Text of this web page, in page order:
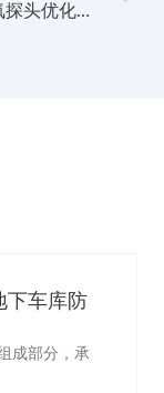
利用溶解氧探头优化水产养殖过程的实践经验分享
下车库防
成部分，承